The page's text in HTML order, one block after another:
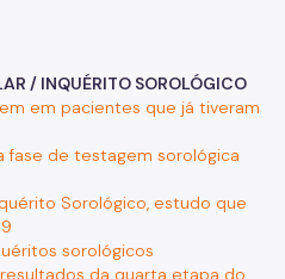
/ INQUÉRITO SOROLÓGICO
em pacientes que já tiveram
fase de testagem sorológica
Sorológico, estudo que
sorológicos
da quarta etapa do